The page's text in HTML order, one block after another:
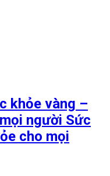
khỏe vàng –
người Sức
cho mọi